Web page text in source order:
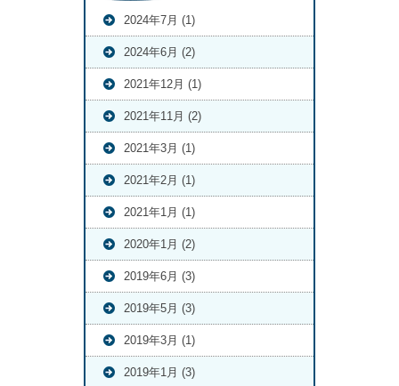
2024年7月 (1)
2024年6月 (2)
2021年12月 (1)
2021年11月 (2)
2021年3月 (1)
2021年2月 (1)
2021年1月 (1)
2020年1月 (2)
2019年6月 (3)
2019年5月 (3)
2019年3月 (1)
2019年1月 (3)